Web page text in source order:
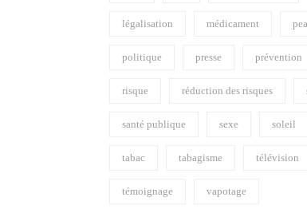
légalisation médicament
politique presse prévention
risque réduction des risques
santé publique sexe soleil
tabac tabagisme télévision
témoignage vapotage